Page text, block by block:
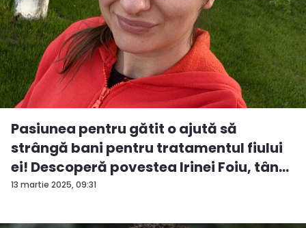
13 martie 2025, 09:31
Pasiunea pentru gătit o ajută să
strângă bani pentru tratamentul fiului
ei! Descoperă povestea Irinei Foiu, tân...